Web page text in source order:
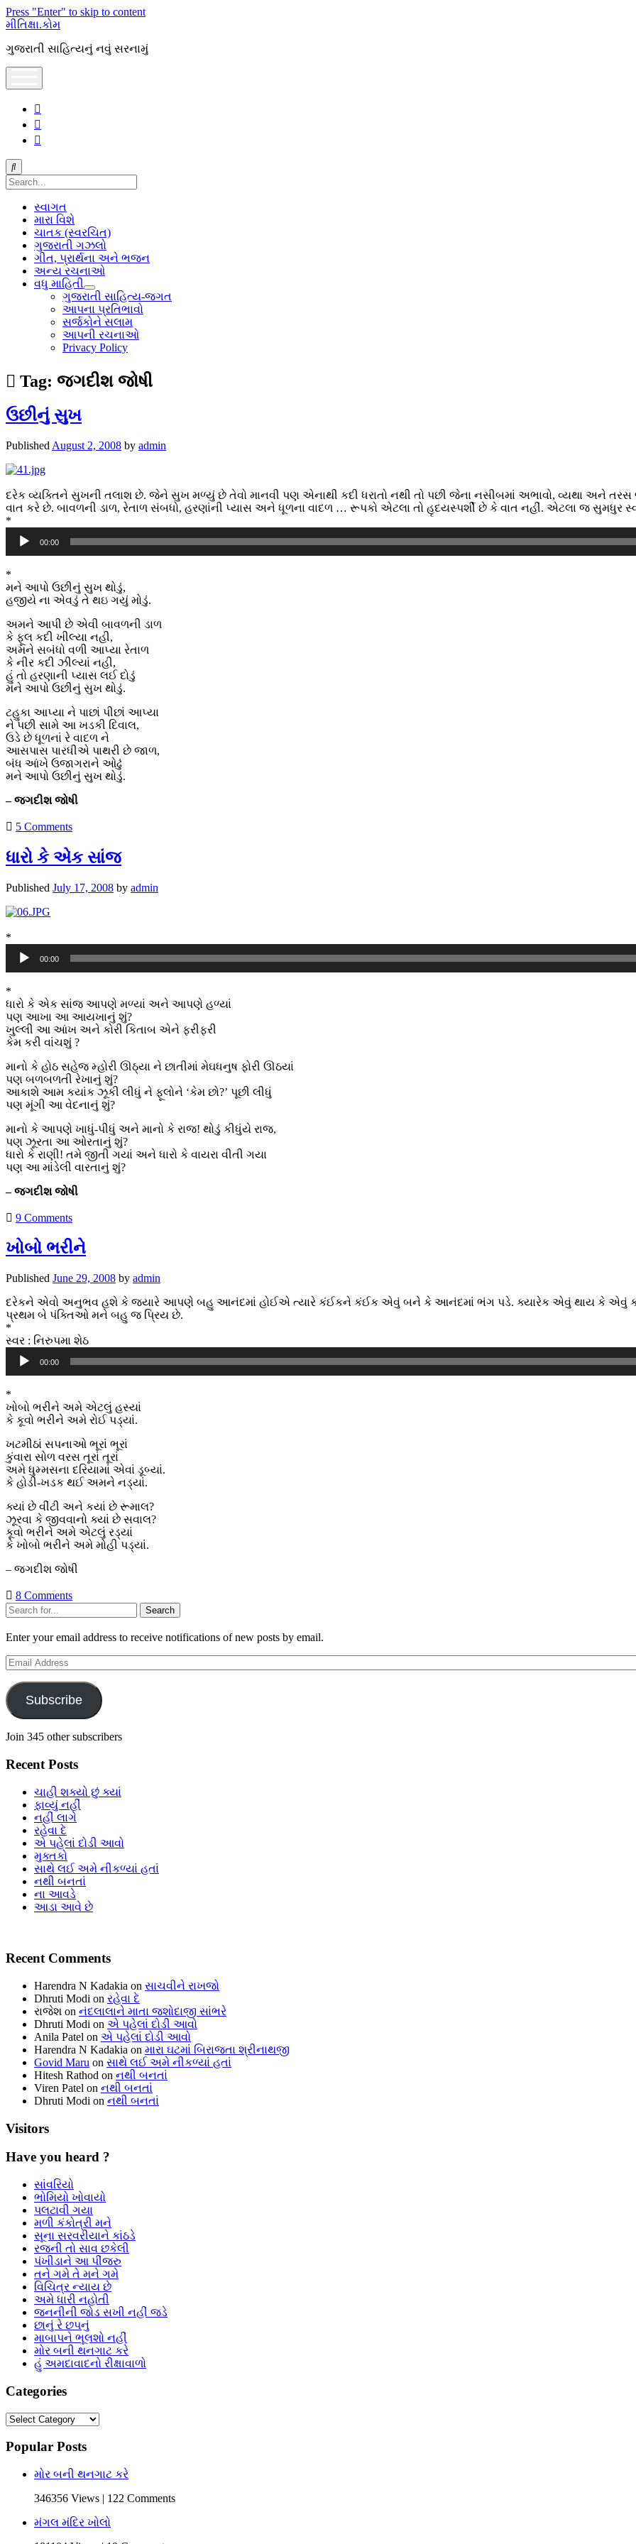
Press "Enter" to skip to content
મીતિક્ષા.કોમ
ગુજરાતી સાહિત્યનું નવું સરનામું
Search
સ્વાગત
મારા વિશે
ચાતક (સ્વરચિત)
ગુજરાતી ગઝલો
ગીત, પ્રાર્થના અને ભજન
અન્ય રચનાઓ
વધુ માહિતી
open
dropdown
menu
ગુજરાતી સાહિત્ય-જગત
આપના પ્રતિભાવો
સર્જકોને સલામ
આપની રચનાઓ
Privacy Policy
Tag: જગદીશ જોષી
ઉછીનું સુખ
Published August 2, 2008 by admin
દરેક વ્યક્તિને સુખની તલાશ છે. જેને સુખ મળ્યું છે તેવો માનવી પણ એનાથી કદી ધરાતો નથી તો પછી જેના નસીબમાં અભાવો, વ્યથા અને
વાત કરે છે. બાવળની ડાળ, રેતાળ સંબધો, હરણાંની પ્યાસ અને ધૂળના વાદળ … રૂપકો એટલા તો હૃદયસ્પર્શી છે કે વાત નહીં. એટલા જ સુમધુર
*
Audio
Player
00:00
*
મને આપો ઉછીનું સુખ થોડું,
હજીયે ના એવડું તે થઇ ગયું મોડું.
અમને આપી છે એવી બાવળની ડાળ
કે ફૂલ કદી ખીલ્યા નહી,
અમને સબંધો વળી આપ્યા રેતાળ
કે નીર કદી ઝીલ્યાં નહી,
હું તો હરણાની પ્યાસ લઈ દોડું
મને આપો ઉછીનું સુખ થોડું.
ટહુકા આપ્યા ને પાછાં પીછાં આપ્યા
ને પછી સામે આ ખડકી દિવાલ,
ઉડે છે ધૂળનાં રે વાદળ ને
આસપાસ પારધીએ પાથરી છે જાળ,
બંધ આંખે ઉજાગરાને ઓઢું
મને આપો ઉછીનું સુખ થોડું.
– જગદીશ જોષી
5 Comments
ધારો કે એક સાંજ
Published July 17, 2008 by admin
*
Audio
Player
00:00
*
ધારો કે એક સાંજ આપણે મળ્યાં અને આપણે હળ્યાં
પણ આખા આ આયખાનું શું?
ખુલ્લી આ આંખ અને કોરી કિતાબ એને ફરીફરી
કેમ કરી વાંચશું ?
માનો કે હોઠ સહેજ મ્હોરી ઊઠ્યા ને છાતીમાં મેઘધનુષ ફોરી ઊઠયાં
પણ બળબળતી રેખાનું શું?
આકાશે આમ કયાંક ઝૂકી લીધું ને ફૂલોને ‘કેમ છો?’ પૂછી લીધું
પણ મૂંગી આ વેદનાનું શું?
માનો કે આપણે ખાધું-પીધું અને માનો કે રાજ! થોડું કીધુંયે રાજ,
પણ ઝૂરતા આ ઓરતાનું શું?
ધારો કે રાણી! તમે જીતી ગયાં અને ધારો કે વાયરા વીતી ગયા
પણ આ માંડેલી વારતાનું શું?
– જગદીશ જોષી
9 Comments
ખોબો ભરીને
Published June 29, 2008 by admin
દરેકને એવો અનુભવ હશે કે જ્યારે આપણે બહુ આનંદમાં હોઈએ ત્યારે કંઈકને કંઈક એવું બને કે આનંદમાં ભંગ પડે. ક્યારેક એવું થાય કે એવું
પ્રથમ બે પંક્તિઓ મને બહુ જ પ્રિય છે.
*
સ્વર : નિરુપમા શેઠ
Audio
Player
00:00
*
ખોબો ભરીને અમે એટલું હસ્યાં
કે કૂવો ભરીને અમે રોઈ પડ્યાં.
ખટમીઠાં સપનાઓ ભૂરાં ભૂરાં
કુંવારા સોળ વરસ તૂરાં તૂરાં
અમે ધુમ્મસના દરિયામાં એવાં ડૂબ્યાં.
કે હોડી-ખડક થઈ અમને નડ્યાં.
ક્યાં છે વીંટી અને કયાં છે રૂમાલ?
ઝૂરવા કે જીવવાનો ક્યાં છે સવાલ?
કૂવો ભરીને અમે એટલું રડ્યાં
કે ખોબો ભરીને અમે મોહી પડ્યાં.
– જગદીશ જોષી
8 Comments
Sidebar
Search
Enter your email address to receive notifications of new posts by email.
Email
Address
Subscribe
Join 345 other subscribers
Recent Posts
ચાહી શક્યો છું ક્યાં
ફાવ્યું નહીં
નહીં લાગે
રહેવા દે
એ પહેલાં દોડી આવો
મુક્તકો
સાથે લઈ અમે નીકળ્યાં હતાં
નથી બનતાં
ના આવડે
આડા આવે છે
Recent Comments
Harendra N Kadakia on સાચવીને રાખજો
Dhruti Modi on રહેવા દે
રાજેશ on નંદલાલાને માતા જશોદાજી સાંભરે
Dhruti Modi on એ પહેલાં દોડી આવો
Anila Patel on એ પહેલાં દોડી આવો
Harendra N Kadakia on મારા ઘટમાં બિરાજતા શ્રીનાથજી
Govid Maru on સાથે લઈ અમે નીકળ્યાં હતાં
Hitesh Rathod on નથી બનતાં
Viren Patel on નથી બનતાં
Dhruti Modi on નથી બનતાં
Visitors
Have you heard ?
સાંવરિયો
ભોમિયો ખોવાયો
પલટાવી ગયા
મળી કંકોત્રી મને
સૂના સરવરીયાને કાંઠડે
રજની તો સાવ છકેલી
પંખીડાને આ પીંજરુ
તને ગમે તે મને ગમે
વિચિત્ર ન્યાય છે
અમે ધારી નહોતી
જનનીની જોડ સખી નહીં જડે
છાનું રે છપનું
માબાપને ભૂલશો નહીં
મોર બની થનગાટ કરે
હું અમદાવાદનો રીક્ષાવાળો
Categories
Categories
Popular Posts
મોર બની થનગાટ કરે
346356 Views | 122 Comments
મંગલ મંદિર ખોલો